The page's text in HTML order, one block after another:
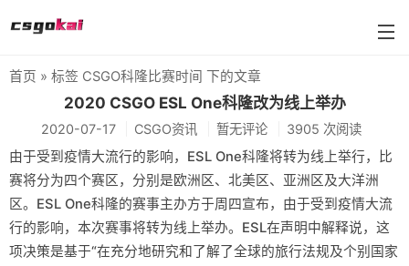
farmskins
88dog
flamecases
88hash-jp
首页 » 标签 CSGO科隆比赛时间 下的文章
2020 CSGO ESL One科隆改为线上举办
2020-07-17 CSGO资讯 暂无评论 3905 次阅读
由于受到疫情大流行的影响，ESL One科隆将转为线上举行，比
赛将分为四个赛区，分别是欧洲区、北美区、亚洲区及大洋洲
区。ESL One科隆的赛事主办方于周四宣布，由于受到疫情大流
行的影响，本次赛事将转为线上举办。ESL在声明中解释说，这
项决策是基于“在充分地研究和了解了全球的旅行法规及个别国家